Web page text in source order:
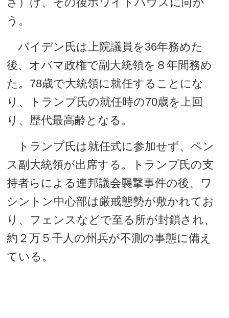
う。
バイデン氏は上院議員を36年務めた
後、オバマ政権で副大統領を８年間務め
た。78歳で大統領に就任することにな
り、トランプ氏の就任時の70歳を上回
り、歴代最高齢となる。
トランプ氏は就任式に参加せず、ペン
ス副大統領が出席する。トランプ氏の支
持者らによる連邦議会襲撃事件の後、ワ
シントン中心部は厳戒態勢が敷かれてお
り、フェンスなどで至る所が封鎖され、
約２万５千人の州兵が不測の事態に備え
ている。